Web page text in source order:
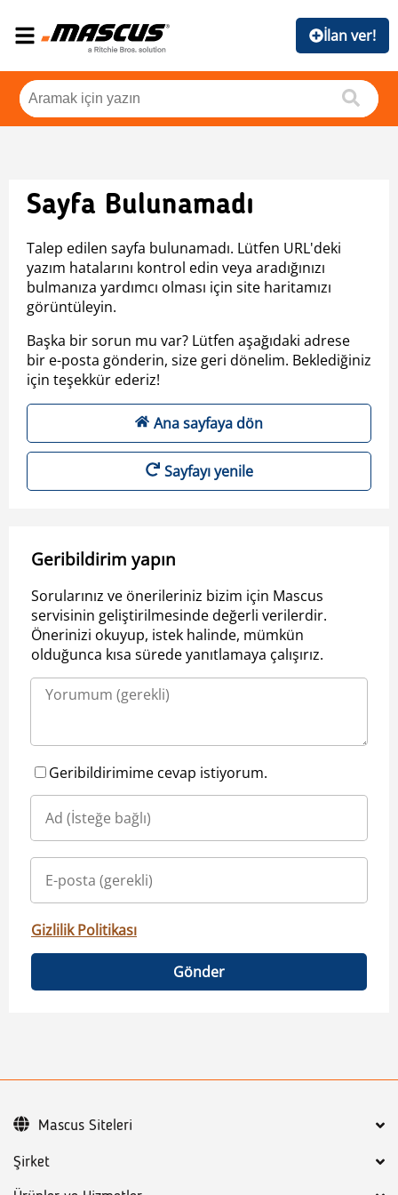
İlan ver!
Sayfa Bulunamadı
Talep edilen sayfa bulunamadı. Lütfen URL'deki
yazım hatalarını kontrol edin veya aradığınızı
bulmanıza yardımcı olması için site haritamızı
görüntüleyin.
Başka bir sorun mu var? Lütfen aşağıdaki adrese
bir e-posta gönderin, size geri dönelim. Beklediğiniz
için teşekkür ederiz!
Ana sayfaya dön
Sayfayı yenile
Geribildirim yapın
Sorularınız ve önerileriniz bizim için Mascus
servisinin geliştirilmesinde değerli verilerdir.
Önerinizi okuyup, istek halinde, mümkün
olduğunca kısa sürede yanıtlamaya çalışırız.
Geribildirimime cevap istiyorum.
Gizlilik Politikası
Gönder
Şirket
Mascus Siteleri